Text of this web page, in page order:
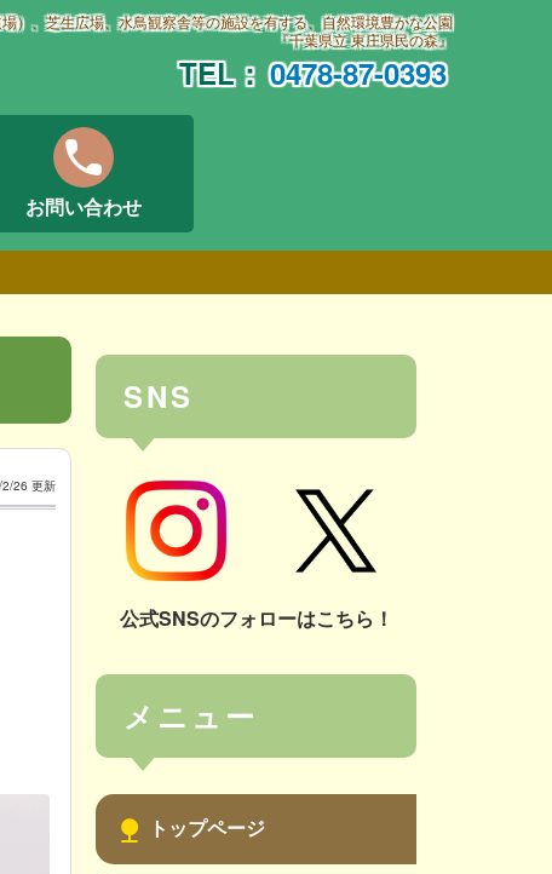
）、芝生広場、水鳥観察舎等の施設を有する、自然環境豊かな公園
『千葉県立 東庄県民の森』
TEL： 0478-87-0393
phone
お問い合わせ
26 更新
SNS
公式SNSのフォローはこちら！
メニュー
nature トップページ